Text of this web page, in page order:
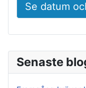
Se datum
Senaste